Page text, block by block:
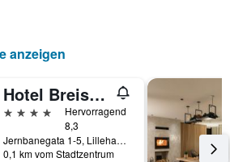
anzeigen
Hotel Breiseth
4 Sterne
Hervorragend
8,3
Jernbanegata 1-5, Lillehammer, Oppland, Norwegen
0,1 km vom Stadtzentrum